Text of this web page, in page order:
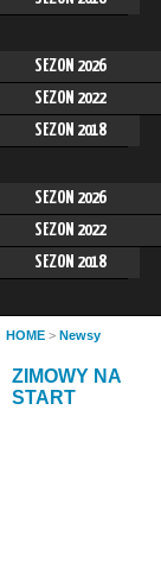
SEZON 2026
SEZON 2022
SEZON 2018
SEZON 2026
SEZON 2022
SEZON 2018
HOME > Newsy
ZIMOWY NA
START